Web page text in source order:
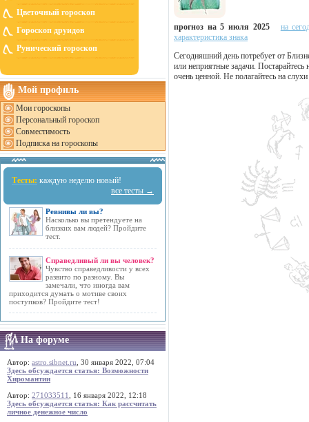
Цветочный гороскоп
Гороскоп друидов
Рунический гороскоп
Мой профиль
Мои гороскопы
Персональный гороскоп
Совместимость
Подписка на гороскопы
Тесты: каждую неделю новый!
все тесты →
Ревнивы ли вы?
Насколько вы претендуете на
близких вам людей? Пройдите
тест.
Справедливый ли вы человек?
Чувство справедливости у всех
развито по разному. Вы
замечали, что иногда вам
приходится думать о мотиве своих
поступков? Пройдите тест!
На форуме
Автор: astro.sibnet.ru , 30 января 2022, 07:04
Здесь обсуждается статья: Возможности
Хиромантии
Автор: 271033511
, 16 января 2022, 12:18
Здесь обсуждается статья: Как рассчитать
личное денежное число
прогноз на 5 июля 2025
на
характеристика знака
Сегодняшний день потребует от
или неприятные задачи.
очень ценной. Не полагайтесь на